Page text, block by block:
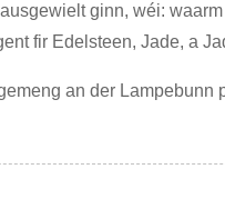
ginn, wéi:
fir Edelsteen, Jade, a
an der Lampebunn